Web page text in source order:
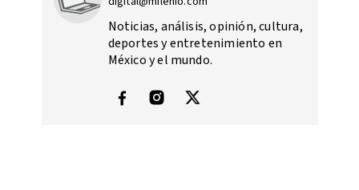
Noticias, análisis, opinión, cultura,
deportes y entretenimiento en
México y el mundo.